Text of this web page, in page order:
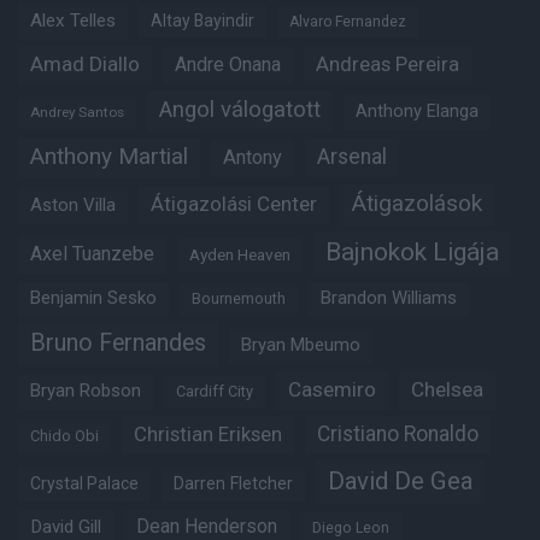
Alex Telles Altay Bayindir Alvaro Fernandez
Amad Diallo Andre Onana Andreas Pereira
Andrey Santos Angol válogatott Anthony Elanga
Anthony Martial Antony Arsenal
Aston Villa Átigazolási Center Átigazolások
Axel Tuanzebe Ayden Heaven Bajnokok Ligája
Benjamin Sesko Bournemouth Brandon Williams
Bruno Fernandes Bryan Mbeumo
Bryan Robson Cardiff City Casemiro Chelsea
Chido Obi Christian Eriksen Cristiano Ronaldo
Crystal Palace Darren Fletcher David De Gea
David Gill Dean Henderson Diego Leon